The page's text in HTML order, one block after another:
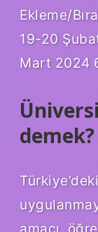
Ekleme/
19-20
Mart 2024
demek?
amacı,